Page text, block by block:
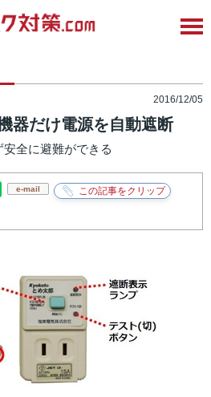
2016/12/05
器だけ電源を自動遮断
全に避難ができる
e-mail